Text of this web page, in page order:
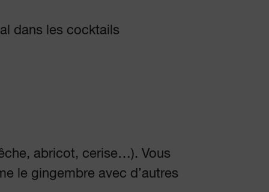
dans les cocktails
abricot, cerise…). Vous
le gingembre avec d’autres